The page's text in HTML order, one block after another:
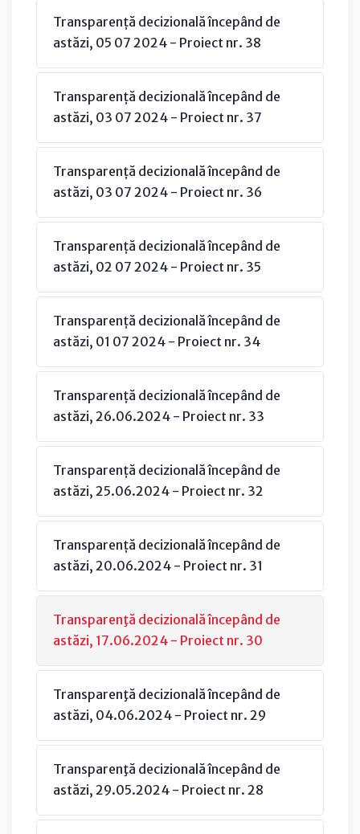
Transparență decizională începând de
astăzi, 05 07 2024 - Proiect nr. 38
Transparență decizională începând de
astăzi, 03 07 2024 - Proiect nr. 37
Transparență decizională începând de
astăzi, 03 07 2024 - Proiect nr. 36
Transparență decizională începând de
astăzi, 02 07 2024 - Proiect nr. 35
Transparență decizională începând de
astăzi, 01 07 2024 - Proiect nr. 34
Transparență decizională începând de
astăzi, 26.06.2024 - Proiect nr. 33
Transparență decizională începând de
astăzi, 25.06.2024 - Proiect nr. 32
Transparență decizională începând de
astăzi, 20.06.2024 - Proiect nr. 31
Transparenţă decizională începând de
astăzi, 17.06.2024 - Proiect nr. 30
Transparenţă decizională începând de
astăzi, 04.06.2024 - Proiect nr. 29
Transparenţă decizională începând de
astăzi, 29.05.2024 - Proiect nr. 28